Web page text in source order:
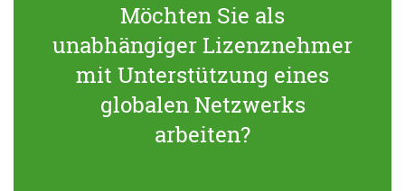
Möchten Sie als
unabhängiger Lizenznehmer
mit Unterstützung eines
globalen Netzwerks
arbeiten?